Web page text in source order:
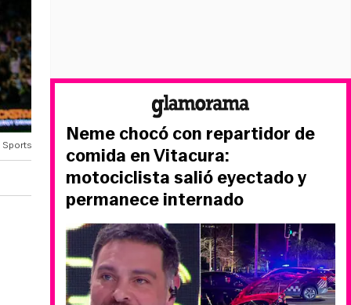
Sports
Neme chocó con repartidor de
comida en Vitacura:
motociclista salió eyectado y
permanece internado